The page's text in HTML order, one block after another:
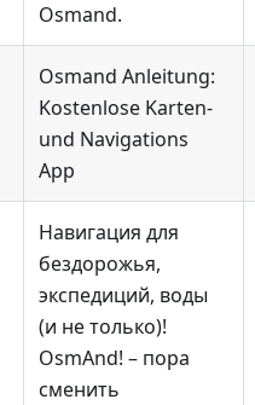
Osmand.
Osmand Anleitung:
Kostenlose Karten-
und Navigations
App
Навигация для
бездорожья,
экспедиций, воды
(и не только)!
OsmAnd! – пора
сменить